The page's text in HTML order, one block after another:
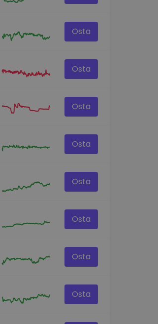
Osta
Osta
Osta
Osta
Osta
Osta
Osta
Osta